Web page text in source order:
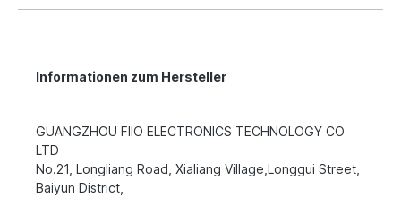
Informationen zum Hersteller
GUANGZHOU FIIO ELECTRONICS TECHNOLOGY CO
LTD
No.21, Longliang Road, Xialiang Village,Longgui Street,
Baiyun District,